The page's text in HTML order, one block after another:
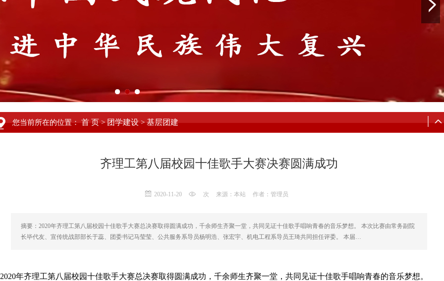
您当前所在的位置：首 页>团学建设>基层团建
齐理工第八届校园十佳歌手大赛决赛圆满成功
2020-11-20 次 来源：本站 作者：管理员
摘要：2020年齐理工第八届校园十佳歌手大赛总决赛取得圆满成功，千余师生齐聚一堂，共同见证十佳歌手唱响青春的音乐梦想。 本次比赛由常务副院
长毕代友、宣传统战部部长于蕊、团委书记马莹莹、公共服务系导员杨明浩、张宏宇、机电工程系导员王琦共同担任评委。 本届…
年齐理工第八届校园十佳歌手大赛总决赛取得圆满成功，千余师生齐聚一堂，共同见证十佳歌手唱响青春的音乐梦想。